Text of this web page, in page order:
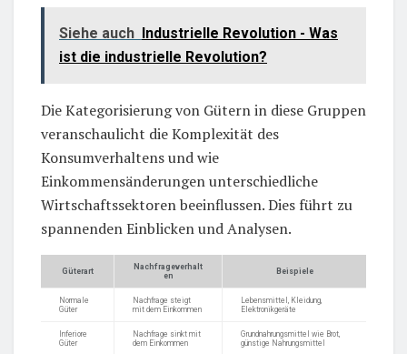
Siehe auch Industrielle Revolution - Was
ist die industrielle Revolution?
Die Kategorisierung von Gütern in diese Gruppen
veranschaulicht die Komplexität des
Konsumverhaltens und wie
Einkommensänderungen unterschiedliche
Wirtschaftssektoren beeinflussen. Dies führt zu
spannenden Einblicken und Analysen.
Güterart
Nachfrageverhalt
en
Beispiele
Normale
Güter
Nachfrage steigt
mit dem Einkommen
Lebensmittel, Kleidung,
Elektronikgeräte
Inferiore
Güter
Nachfrage sinkt mit
dem Einkommen
Grundnahrungsmittel wie Brot,
günstige Nahrungsmittel